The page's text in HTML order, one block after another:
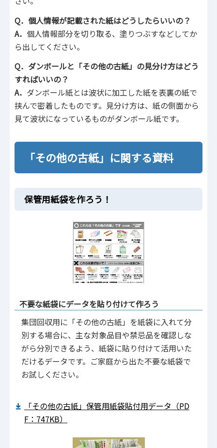
Q．個人情報が記載された紙はどうしたらいいの？
A． 個人情報部分を切り取る、塗りつぶすなどしてか
ら出してください。
Q．ダンボールと「その他の古紙」の見分け方はどう
すればいいの？
A． ダンボール紙とは波状に加工した紙を表裏の紙で
挟んで密着したものです。見分け方は、紙の側面から
見て波状になっているものがダンボール紙です。
「その他の古紙」に関する資料
保管用紙袋を作ろう！
不要な紙袋にデータを貼り付けて作ろう
集団回収用に「その他の古紙」を紙袋に入れて分
別する場合に、主な対象品目や禁忌品を確認しな
がら分別できるよう、紙袋に貼り付けて活用いた
だけるデータです。ご家庭から出た不要な紙袋で
お試しください。
「その他の古紙」保管用紙袋貼付用データ（PD
F：747KB）